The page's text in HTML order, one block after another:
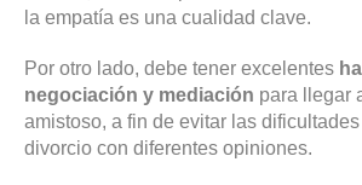
la empatía es una cualidad clave.
Por otro lado, debe tener excelentes
negociación y mediación para llegar
amistoso, a fin de evitar las
divorcio con diferentes opiniones.